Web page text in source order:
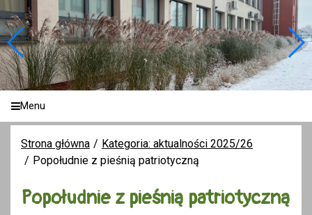
Menu
Strona główna
Kategoria: aktualności 2025/26
Popołudnie z pieśnią patriotyczną
Popołudnie z pieśnią patriotyczną